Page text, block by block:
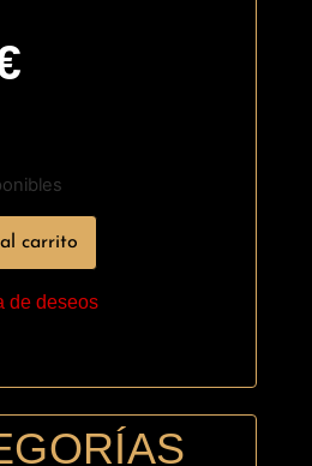
carrito
de deseos